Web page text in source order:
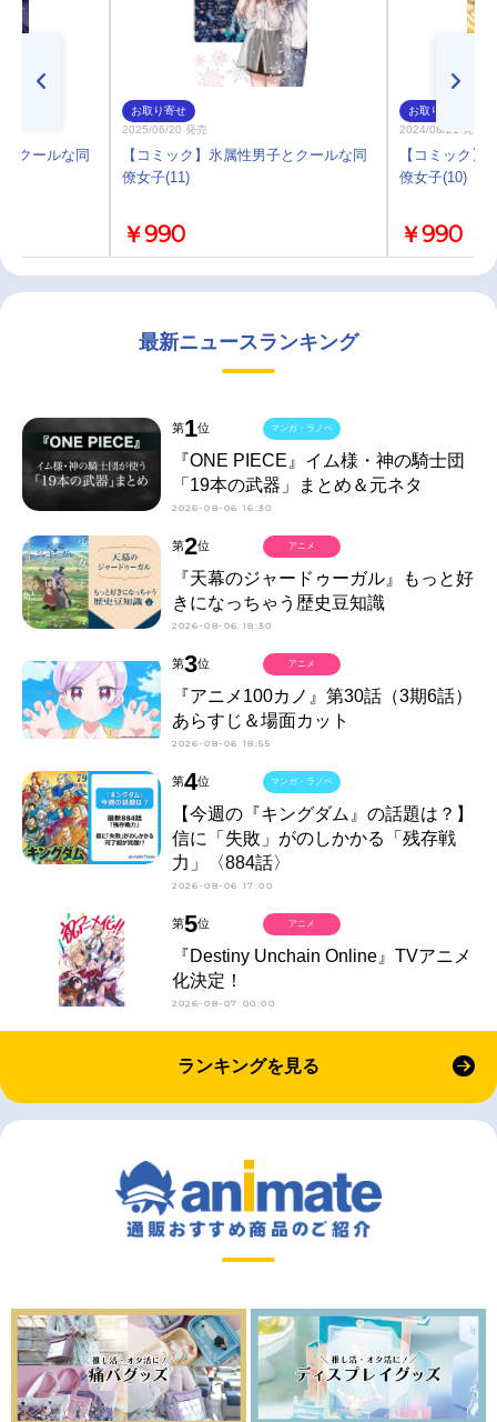
クールな同
お取り寄せ
2025/06/20 発売
【コミック】氷属性男子とクールな同
僚女子(11)
￥990
お取り寄せ
2024/08/21 発売
【コミック】
僚女子(10)
￥990
最新ニュースランキング
第1位
『ONE PIECE』イム様・神の騎士団
「19本の武器」まとめ＆元ネタ
2026-08-06 16:30
マンガ・ラノベ
第2位
『天幕のジャードゥーガル』もっと好
きになっちゃう歴史豆知識
2026-08-06 18:30
アニメ
第3位
『アニメ100カノ』第30話（3期6話）
あらすじ＆場面カット
2026-08-06 18:55
アニメ
第4位
【今週の『キングダム』の話題は？】
信に「失敗」がのしかかる「残存戦
力」〈884話〉
2026-08-06 17:00
マンガ・ラノベ
第5位
『Destiny Unchain Online』TVアニメ
化決定！
2026-08-07 00:00
アニメ
ランキングを見る